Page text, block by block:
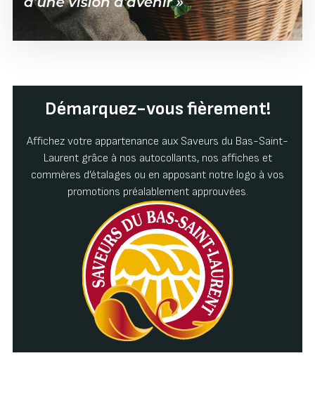
Démarquez-vous fièrement!
Affichez votre appartenance aux Saveurs du Bas-Saint-
Laurent grâce à nos autocollants, nos affiches et
commères d’étalages ou en apposant notre logo à vos
promotions préalablement approuvées.